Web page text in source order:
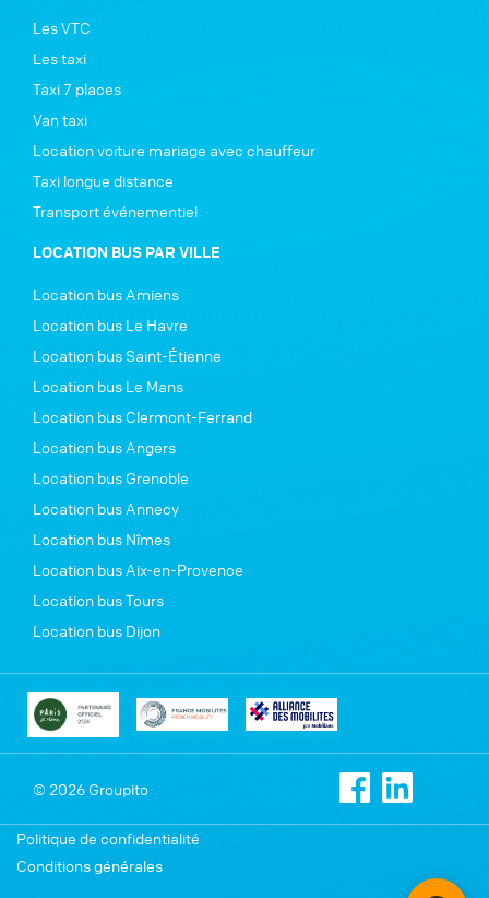
Les VTC
Les taxi
Taxi 7 places
Van taxi
Location voiture mariage avec chauffeur
Taxi longue distance
Transport événementiel
LOCATION BUS PAR VILLE
Location bus Amiens
Location bus Le Havre
Location bus Saint-Étienne
Location bus Le Mans
Location bus Clermont-Ferrand
Location bus Angers
Location bus Grenoble
Location bus Annecy
Location bus Nîmes
Location bus Aix-en-Provence
Location bus Tours
Location bus Dijon
© 2026 Groupito
Politique de confidentialité
Conditions générales